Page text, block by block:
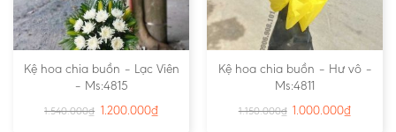
Kệ hoa chia buồn – Lạc Viên
– Ms:4815
1.540.000₫ 1.200.000₫
Kệ hoa chia buồn – Hư vô –
Ms:4811
1.150.000₫ 1.000.000₫